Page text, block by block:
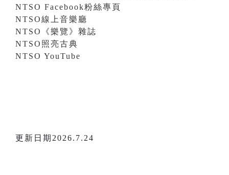
NTSO Facebook粉絲專頁
NTSO線上音樂廳
NTSO《樂覽》雜誌
NTSO照亮古典
NTSO YouTube
更新日期2026.7.24